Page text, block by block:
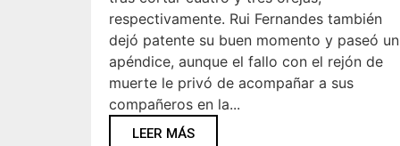
respectivamente. Rui Fernandes también
dejó patente su buen momento y paseó un
apéndice, aunque el fallo con el rejón de
muerte le privó de acompañar a sus
compañeros en la...
LEER MÁS